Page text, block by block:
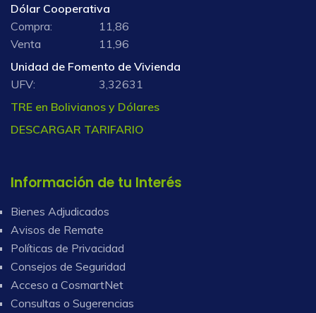
Dólar Cooperativa
Compra:
11,86
Venta
11,96
Unidad de Fomento de Vivienda
UFV:
3,32631
TRE en Bolivianos y Dólares
DESCARGAR TARIFARIO
Información de tu Interés
Bienes Adjudicados
Avisos de Remate
Políticas de Privacidad
Consejos de Seguridad
Acceso a CosmartNet
Consultas o Sugerencias